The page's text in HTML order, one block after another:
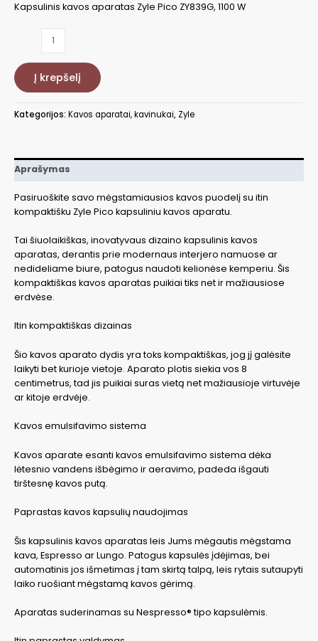
Kapsulinis kavos aparatas Zyle Pico ZY839G, 1100 W
produkto
Kapsulinis
kavos
aparatas
Pico
W
Į krepšelį
Kategorijos: Kavos aparatai, kavinukai, Zyle
Aprašymas
Pasiruoškite savo mėgstamiausios kavos puodelį su itin
kompaktišku Zyle Pico kapsuliniu kavos aparatu.
Tai šiuolaikiškas, inovatyvaus dizaino kapsulinis kavos
aparatas, derantis prie modernaus interjero namuose ar
nedideliame biure, patogus naudoti kelionėse kemperiu. Šis
kompaktiškas kavos aparatas puikiai tiks net ir mažiausiose
erdvėse.
Itin kompaktiškas dizainas
Šio kavos aparato dydis yra toks kompaktiškas, jog jį galėsite
laikyti bet kurioje vietoje. Aparato plotis siekia vos 8
centimetrus, tad jis puikiai suras vietą net mažiausioje virtuvėje
ar kitoje erdvėje.
Kavos emulsifavimo sistema
Kavos aparate esanti kavos emulsifavimo sistema dėka
lėtesnio vandens išbėgimo ir aeravimo, padeda išgauti
tirštesnę kavos putą.
Paprastas kavos kapsulių naudojimas
Šis kapsulinis kavos aparatas leis Jums mėgautis mėgstama
kava, Espresso ar Lungo. Patogus kapsulės įdėjimas, bei
automatinis jos išmetimas į tam skirtą talpą, leis rytais sutaupyti
laiko ruošiant mėgstamą kavos gėrimą.
Aparatas suderinamas su Nespresso® tipo kapsulėmis.